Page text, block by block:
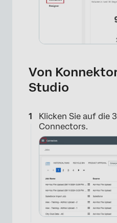
Von
Studio
Klicken Sie auf die
Connectors.